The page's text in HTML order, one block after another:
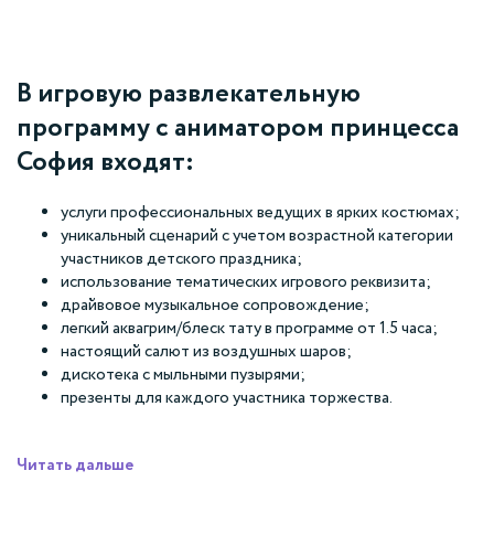
В игровую развлекательную
программу с аниматором принцесса
София входят:
услуги профессиональных ведущих в ярких костюмах;
уникальный сценарий с учетом возрастной категории
участников детского праздника;
использование тематических игрового реквизита;
драйвовое музыкальное сопровождение;
легкий аквагрим/блеск тату в программе от 1.5 часа;
настоящий салют из воздушных шаров;
дискотека с мыльными пузырями;
презенты для каждого участника торжества.
Читать дальше